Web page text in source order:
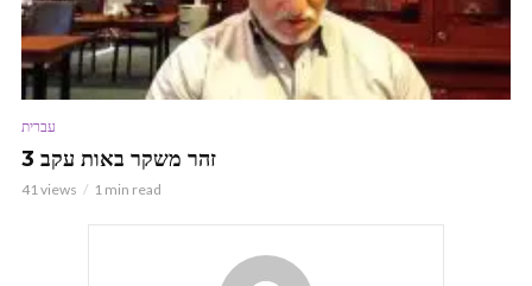
עברית
זהר משקר באות עקב 3
41 views 1 min read